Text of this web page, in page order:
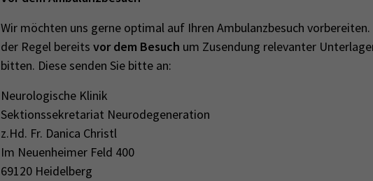
Wir möchten uns gerne optimal auf Ihren Ambulanzbesuch
der Regel bereits vor dem Besuch um Zusendung relevanter
bitten. Diese senden Sie bitte an:
Neurologische Klinik
Sektionssekretariat Neurodegeneration
z.Hd. Fr. Danica Christl
Im Neuenheimer Feld 400
69120 Heidelberg